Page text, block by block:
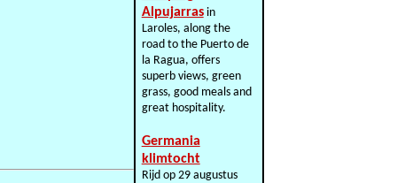
Alpujarrasin
Laroles, along the
road to the Puerto de
la Ragua, offers
superb views, green
grass, good meals and
great hospitality.
Germania
klimtocht
Rijd op 29 augustus